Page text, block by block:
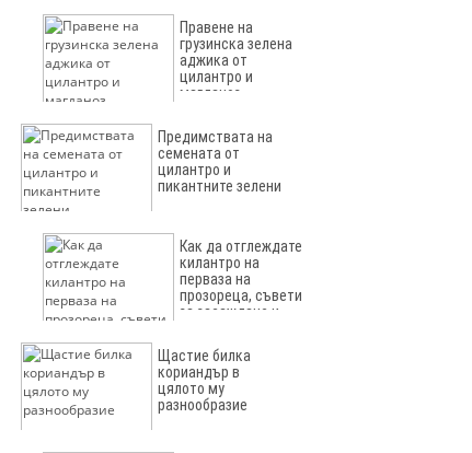
Правене на
грузинска зелена
аджика от
цилантро и
магданоз
Предимствата на
семената от
цилантро и
пикантните зелени
Как да отглеждате
килантро на
перваза на
прозореца, съвети
за засаждане и
Щастие билка
кориандър в
цялото му
разнообразие